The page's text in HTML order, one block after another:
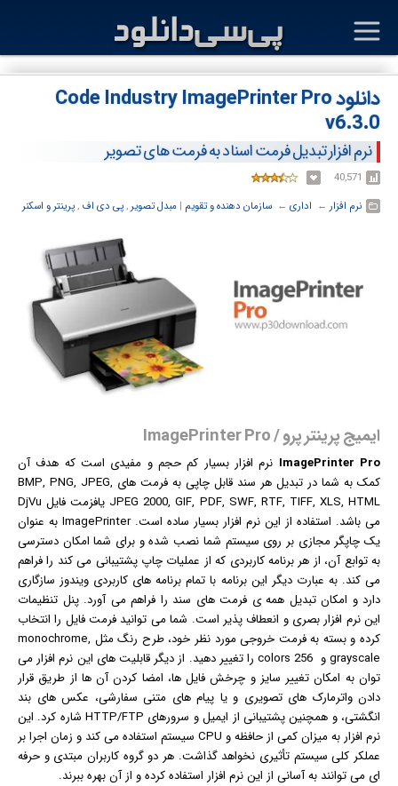
دانلود Code Industry ImagePrinter Pro
v6.3.0
نرم افزار تبدیل فرمت اسناد به فرمت های تصویر
40,571
نرم افزار ← ‏ اداری ← ‏ سازمان دهنده و تقویم ‏| مبدل تصویر ,پی دی اف ,پرینتر و اسکنر
ایمیج پرینتر پرو / ImagePrinter Pro
ImagePrinter Pro نرم افزار بسیار کم حجم و مفیدی است که هدف آن
کمک به شما در تبدیل هر سند قابل چاپی به فرمت های BMP, PNG, JPEG,
JPEG 2000, GIF, PDF, SWF, RTF, TIFF, XLS, HTML یافزمت فایل DjVu
می باشد. استفاده از این نرم افزار بسیار ساده است. ImagePrinter به عنوان
یک چاپگر مجازی بر روی سیستم شما نصب شده و برای شما امکان دسترسی
به توابع آن، از هر برنامه کاربردی که از عملیات چاپ پشتیبانی می کند را فراهم
می کند. به عبارت دیگر این برنامه با تمام برنامه های کاربردی ویندوز سازگاری
دارد و امکان تبدیل همه ی فرمت های سند را فراهم می آورد. پنل تنظیمات
این نرم افزار بصری و انعطاف پذیر است. شما می توانید فرمت فایل را انتخاب
کرده و بسته به فرمت خروجی مورد نظر خود، طرح رنگ مثل monochrome,
grayscale و 256 colors را تغییر دهید. از دیگر قابلیت های این نرم افزار می
توان به امکان تغییر سایز و چرخش فایل ها، امضا کردن آن ها از طریق قرار
دادن واترمارک های تصویری و یا پیام های متنی سفارشی، عکس های بند
انگشتی، و همچنین پشتیبانی از ایمیل
و سرورهای HTTP/FTP شاره کرد. این
نرم افزار به میزان کمی از حافظه و CPU سیستم استفاده می کند و زمان اجرا بر
عملکر کلی سیستم تأثیری نخواهد گذاشت. هر دو گروه کاربران مبتدی و حرفه
ای می توانند به آسانی از این نرم افزار استفاده کرده و از آن بهره ببرند.